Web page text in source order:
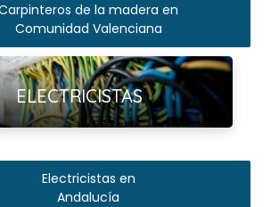
de la madera en
Comunidad Valenciana
ELECTRICISTAS
Ver más
Electricistas en
Andalucía